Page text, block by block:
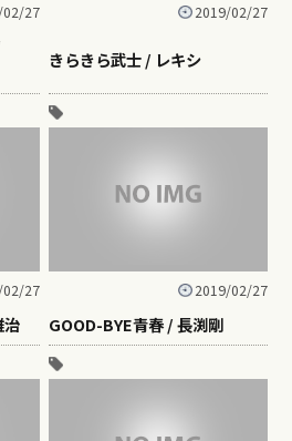
02/27 2019/02/27
きらきら武士 / レキシ
02/27
治
2019/02/27
GOOD-BYE青春 / 長渕剛